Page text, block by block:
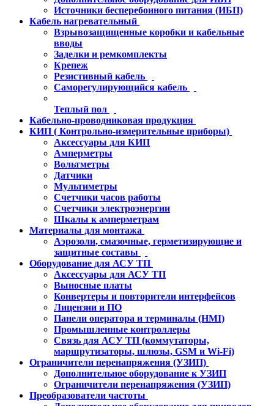
Источники бесперебоиного питания (ИБП)
Кабель нагревательный
Взрывозащищенные коробки и кабельные
вводы
Заделки и ремкомплекты
Крепеж
Резистивный кабель
Саморегулирующийся кабель
Теплый пол
Кабельно-проводниковая продукция
КИП ( Контрольно-измерительные приборы)
Аксессуары для КИП
Амперметры
Вольтметры
Датчики
Мультиметры
Счетчики часов работы
Счетчики электроэнергии
Шкалы к амперметрам
Материалы для монтажа
Аэрозоли, смазочные, герметизирующие и
защитные составы
Оборудование для АСУ ТП
Аксессуары для АСУ ТП
Выносные платы
Конвертеры и повторители интерфейсов
Лицензии и ПО
Панели оператора и терминалы (HMI)
Промышленные контроллеры
Связь для АСУ ТП (коммутаторы,
маршрутизаторы, шлюзы, GSM и Wi-Fi)
Ограничители перенапряжения (УЗИП)
Дополнительное оборудование к УЗИП
Ограничители перенапряжения (УЗИП)
Преобразователи частоты